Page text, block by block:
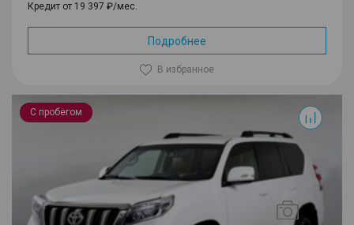
Кредит от 19 397 ₽/мес.
Подробнее
В избранное
С пробегом
Land Cruiser Prado